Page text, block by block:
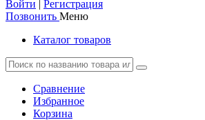
Войти | Регистрация
Позвонить Меню
Каталог товаров
Сравнение
Избранное
Корзина